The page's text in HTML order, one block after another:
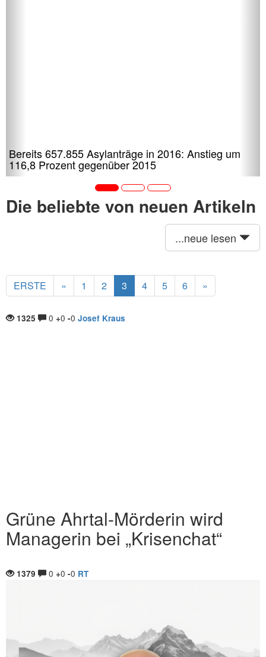
Bereits 657.855 Asylanträge in 2016: Anstieg um
116,8 Prozent gegenüber 2015
Die beliebte von neuen Artikeln
...neue lesen
ERSTE « 1 2 3 4 5 6 »
1325 0 +0 -0 Josef Kraus
Grüne Ahrtal-Mörderin wird
Managerin bei „Krisenchat“
1379 0 +0 -0 RT